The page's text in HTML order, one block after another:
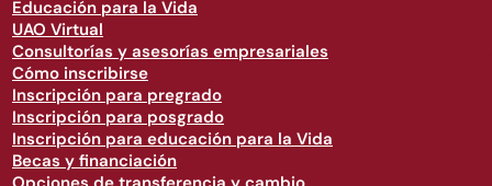
Educación para la Vida
UAO Virtual
Consultorías y asesorías empresariales
Cómo inscribirse
Inscripción para pregrado
Inscripción para posgrado
Inscripción para educación para la Vida
Becas y financiación